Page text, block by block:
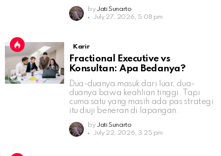
by Jati Sunarto
July 27, 2026, 5:08 pm
Karir
Fractional Executive vs
Konsultan: Apa Bedanya?
Dua-duanya masuk dari luar, dua-
duanya bawa keahlian tinggi. Tapi
cuma satu yang masih ada pas strategi
itu diuji beneran di lapangan.
by Jati Sunarto
July 22, 2026, 3:25 pm